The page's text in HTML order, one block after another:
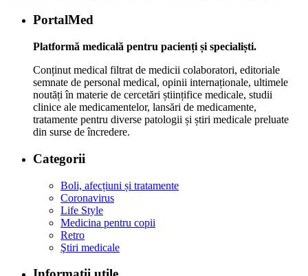
PortalMed
Platformă medicală pentru pacienți și specialiști.
Conținut medical filtrat de medicii colaboratori, editoriale
semnate de personal medical, opinii internaționale, ultimele
noutăți în materie de cercetări științifice medicale, studii
clinice ale medicamentelor, lansări de medicamente,
tratamente pentru diverse patologii și știri medicale preluate
din surse de încredere.
Categorii
Boli, afecțiuni și tratamente
Coronavirus
Life Style
Medicina pentru copii
Retro
Ştiri medicale